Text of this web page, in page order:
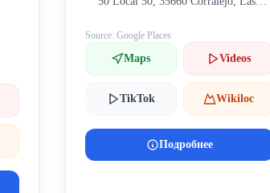
Source: Google Places
Maps Videos
TikTok Wikiloc
Подробнее